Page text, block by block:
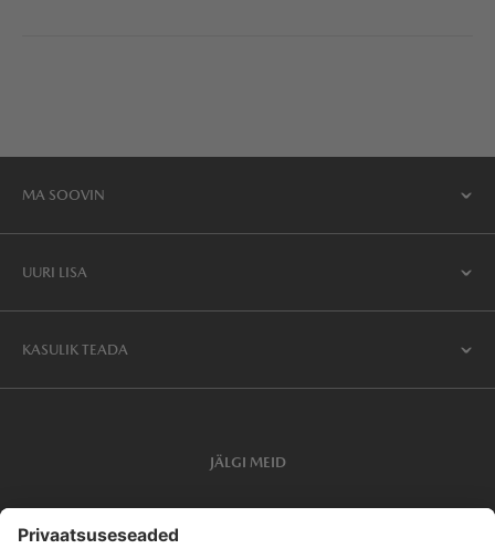
MA SOOVIN
UURI LISA
KASULIK TEADA
JÄLGI MEID